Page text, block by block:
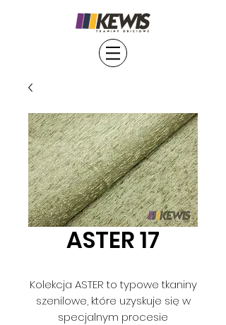
ASTER 17
Kolekcja ASTER to typowe tkaniny
szenilowe, które uzyskuje się w
specjalnym procesie